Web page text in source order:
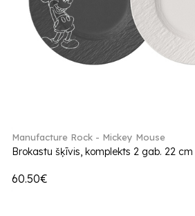
Manufacture Rock - Mickey Mouse
Brokastu šķīvis, komplekts 2 gab. 22 cm
60.50€